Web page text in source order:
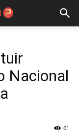
Nacional
61